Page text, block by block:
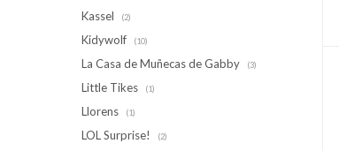
Kassel (2)
Kidywolf (10)
La Casa de Muñecas de Gabby (3)
Little Tikes (1)
Llorens (1)
LOL Surprise! (2)